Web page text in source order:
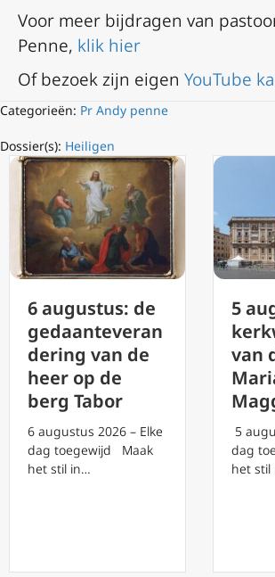
Voor meer bijdragen van
Penne, klik hier
Of bezoek zijn eigen YouTube
Categorieën: Pr Andy penne
Dossier(s): Heiligen
6 augustus: de
gedaanteveran
dering van de
heer op de
berg Tabor
6 augustus 2026 – Elke
dag toegewijd Maak
het stil in…
5
van
5
dag
het stil